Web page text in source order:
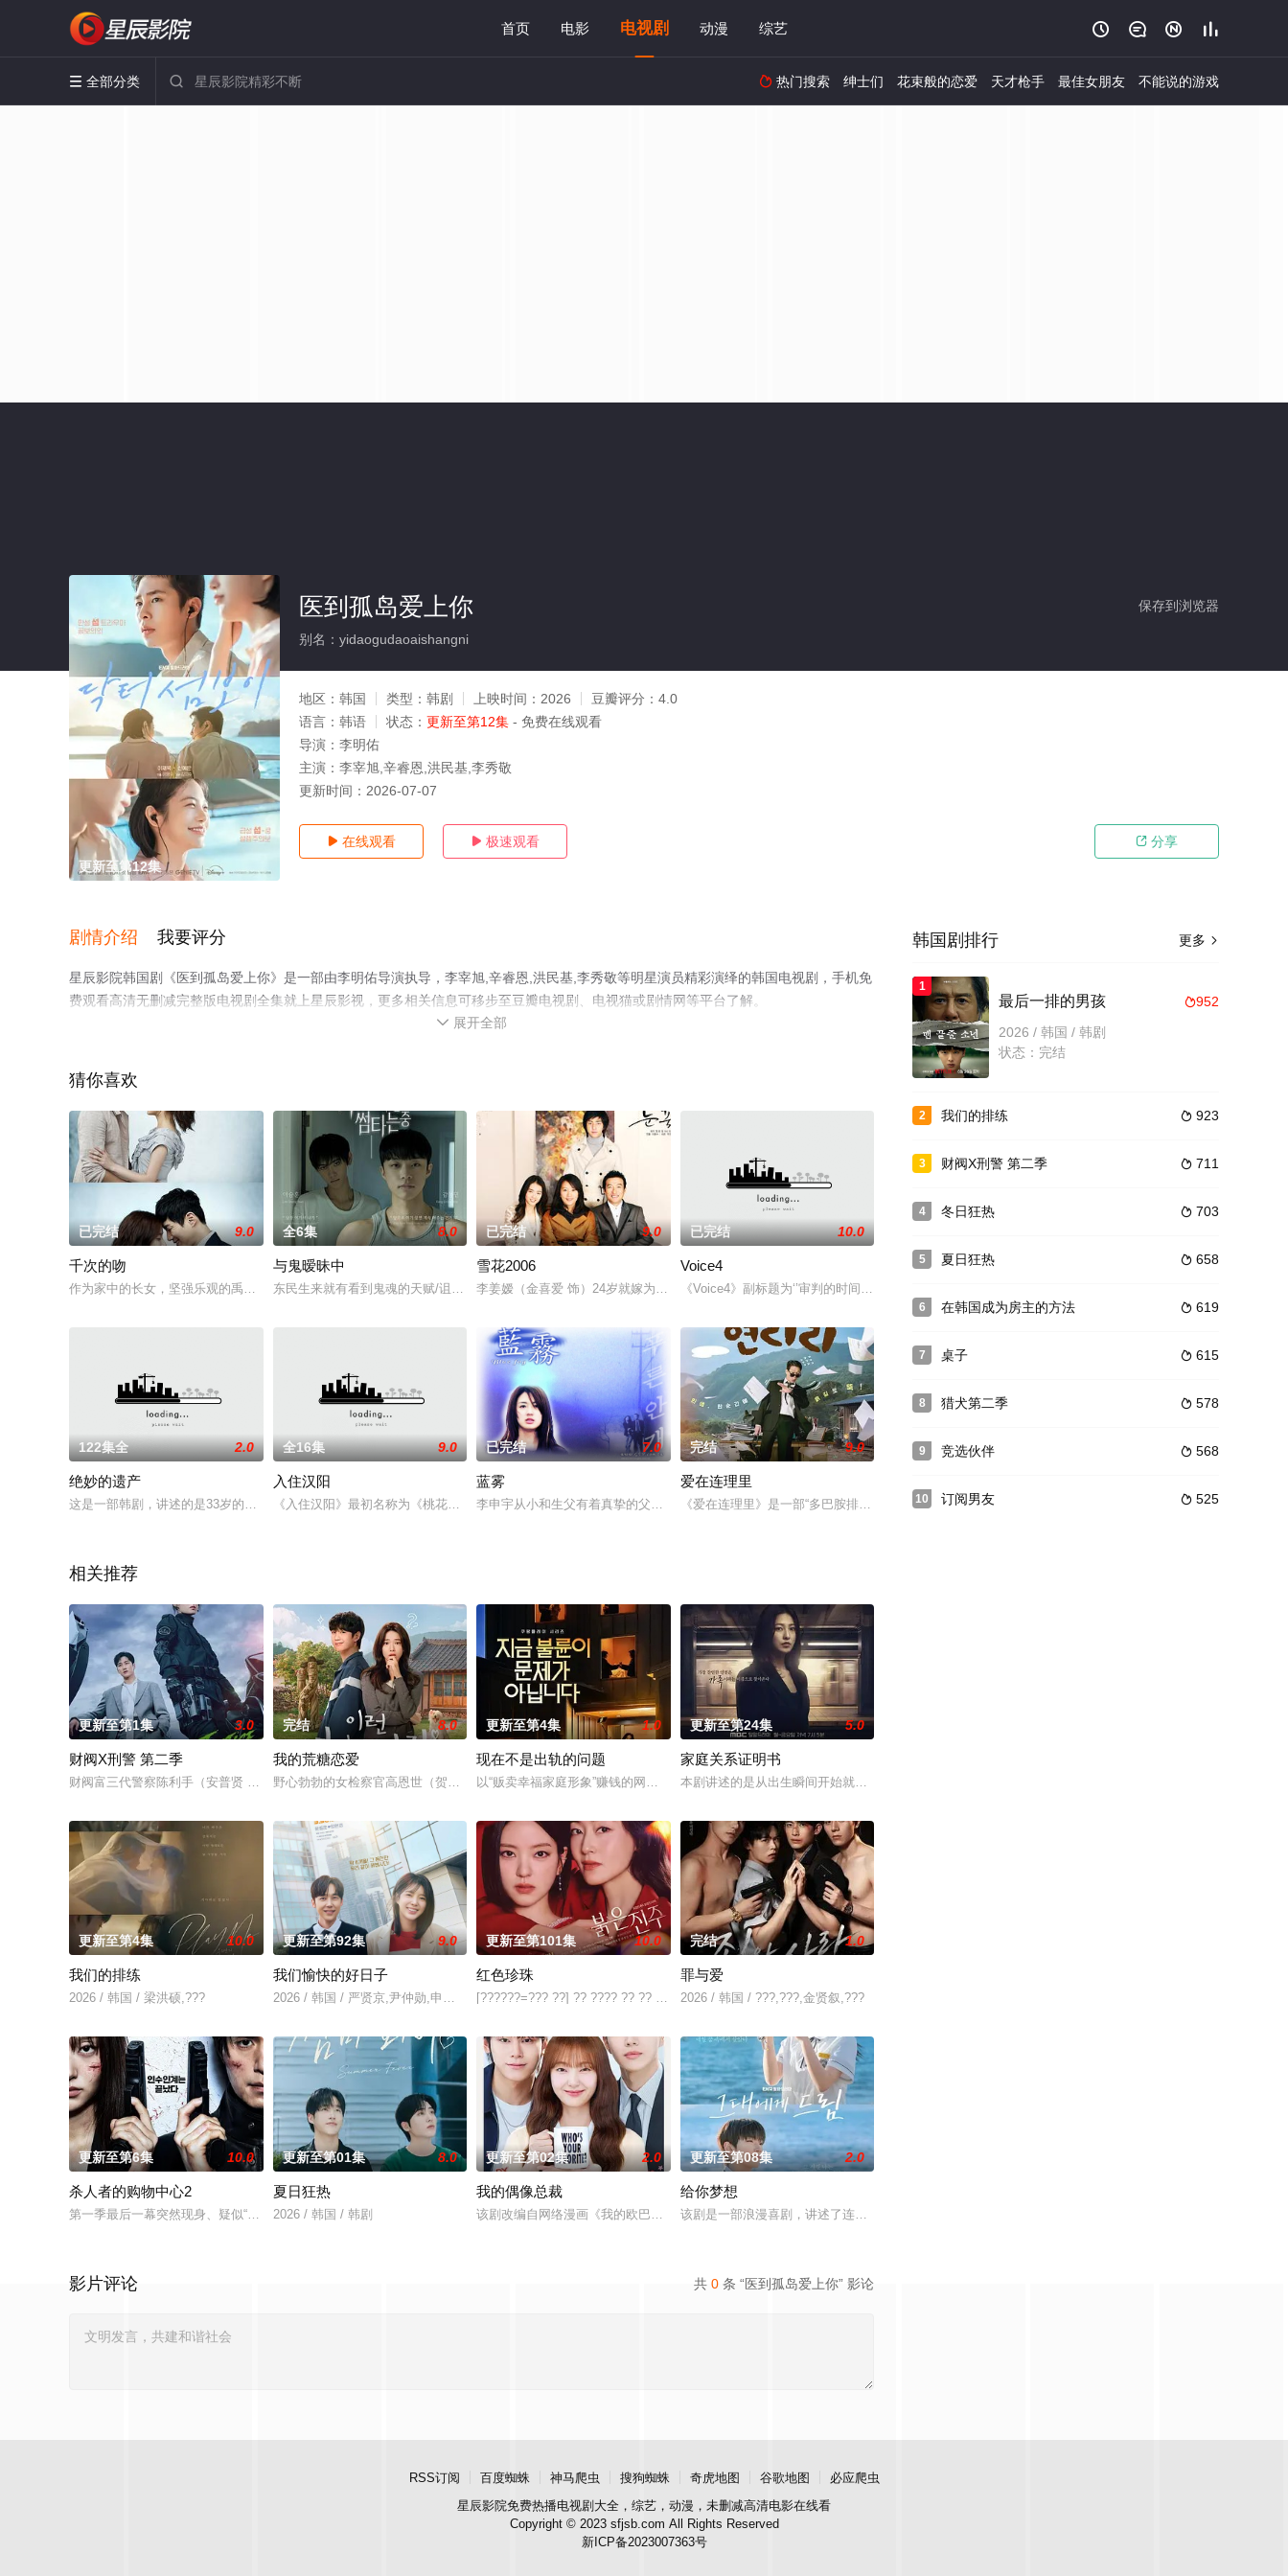
首页 电影 电视剧 动漫 综艺    
 全部分类   热门搜索 绅士们 花束般的恋爱 天才枪手 最佳女朋友 不能说的游戏
更新至第12集
保存到浏览器
医到孤岛爱上你
别名：yidaogudaoaishangni
地区： 韩国 类型： 韩剧 上映时间： 2026 豆瓣评分： 4.0
语言： 韩语 状态： 更新至第12集 - 免费在线观看
导演： 李明佑
主演： 李宰旭,辛睿恩,洪民基,李秀敬
更新时间： 2026-07-07
 在线观看  极速观看  分享
剧情介绍 我要评分
星辰影院韩国剧《医到孤岛爱上你》是一部由李明佑导演执导，李宰旭,辛睿恩,洪民基,李秀敬等明星演员精彩演绎的韩国电视剧，手机免
费观看高清无删减完整版电视剧全集就上星辰影视，更多相关信息可移步至豆瓣电视剧、电视猫或剧情网等平台了解。
 展开全部
猜你喜欢
已完结 9.0
千次的吻
作为家中的长女，坚强乐观的禹周英（徐英姬 饰）好不容易结了婚，可没过多久，就因为丈夫外遇而选择了离婚，和儿子过着相依为命的生活。禹周英的儿子热爱
全6集 8.0
与鬼暧昧中
东民生来就有看到鬼魂的天赋/诅咒。在寻找新家的过程中，他遇到了承勋，一个拒绝离开的英俊鬼魂。
已完结 9.0
雪花2006
李姜嫒（金喜爱 饰）24岁就嫁为人妻，第二年有了孩子，这么多年来，她一直安心的在家中相夫教子，打理大大小小的事务，从来没有过别的心思
已完结 10.0
Voice4
《Voice4》副标题为‘’审判的时间”主要讲述了死守犯罪现场黄金时间的112中心要员们来到大韩民国最大观光
122集全 2.0
绝妙的遗产
这是一部韩剧，讲述的是33岁的单亲妈妈跟80岁的富人假结婚，主要是为了“感化”富人的三个儿子。
全16集 9.0
入住汉阳
《入住汉阳》最初名称为《桃花客主》是一部青春历史剧，讲述了作为实习生进入朝鲜最大的客主龙泉楼的MZ花青春们波澜壮阔的成长罗曼史。
已完结 7.0
蓝雾
李申宇从小和生父有着真挚的父女之爱，可自从父亲去世，母亲改嫁后，申宇变了，她只要看到中年男人就思念起自己的父亲。尹星在是一个拥有
完结 9.0
爱在连理里
《爱在连理里》是一部“多巴胺排毒”乡村治愈剧，讲述一户被强制迁往清净又凶险之地“然理理”的都市家庭，
相关推荐
更新至第1集 3.0
财阀X刑警 第二季
财阀富三代警察陈利手（安普贤 饰）华丽回归，完美蜕变为成熟专业的刑警，继续以财力同实力展开查案历险记。新上司朱惠拉（郑恩彩 饰）空降，两个性格不
完结 8.0
我的荒糖恋爱
野心勃勃的女检察官高恩世（贺营 饰）意外失忆，住进拳击教练张泰河（丁海寅 饰）家中，对方还自称是她的男友。这段剪不断理还乱的棘手关系，能发展成一
更新至第4集 1.0
现在不是出轨的问题
以“贩卖幸福家庭形象”赚钱的网红夫妇，与他们正陷入泥淖般离婚诉讼的医师邻居。两对夫妻卷入连外遇都算小事的惊人秘密后，展开了一连串失控
更新至第24集 5.0
家庭关系证明书
本剧讲述的是从出生瞬间开始就被打上家庭崩溃烙印的一个孩子和面对冷酷的偏见和命运，重新找回自己人生
更新至第4集 10.0
我们的排练
2026 / 韩国 / 梁洪硕,???
更新至第92集 9.0
我们愉快的好日子
2026 / 韩国 / 严贤京,尹仲勋,申正允,尹多英,金惠玉,鲜于在德,尹多勋,文喜京,李商淑,郑孝彬,李家豪,郑永琡
更新至第101集 10.0
红色珍珠
[??????=??? ??] ?? ???? ?? ?? ??? ???. 7? ?????? ??? ???, ???? KBS ? ???
完结 1.0
罪与爱
2026 / 韩国 / ???,???,金贤叙,???
更新至第6集 10.0
杀人者的购物中心2
第一季最后一幕突然现身、疑似“死而复生”的郑进湾（李栋旭 饰）究竟藏身何方？他和郑智安（金慧峻 饰）将如何联手反击？一切未解之谜都将揭晓。
更新至第01集 8.0
夏日狂热
2026 / 韩国 / 韩剧
更新至第02集 2.0
我的偶像总裁
该剧改编自网络漫画《我的欧巴是偶像》，是一部浪漫喜剧。讲述进入由前偶像兼CEO李灿领导的公司工作的南多凛，与在那里遇到的社长姜河基
更新至第08集 2.0
给你梦想
该剧是一部浪漫喜剧，讲述了连一个梦想都无所畏惧的十几岁，被现实挡住而受挫的二十几岁，像变成那样的
共 0 条 “医到孤岛爱上你” 影论
影片评论
更多 
韩国剧排行
1
952
最后一排的男孩
2026 / 韩国 / 韩剧
状态：完结
2  923
我们的排练
3  711
财阀X刑警 第二季
4  703
冬日狂热
5  658
夏日狂热
6  619
在韩国成为房主的方法
7  615
桌子
8  578
猎犬第二季
9  568
竞选伙伴
10  525
订阅男友
RSS订阅 百度蜘蛛 神马爬虫 搜狗蜘蛛 奇虎地图 谷歌地图
必应爬虫
星辰影院免费热播电视剧大全，综艺，动漫，未删减高清电影在线看
Copyright © 2023 sfjsb.com All Rights Reserved
新ICP备2023007363号